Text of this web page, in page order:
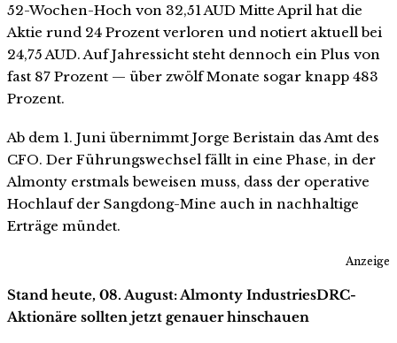
52-Wochen-Hoch von 32,51 AUD Mitte April hat die
Aktie rund 24 Prozent verloren und notiert aktuell bei
24,75 AUD. Auf Jahressicht steht dennoch ein Plus von
fast 87 Prozent — über zwölf Monate sogar knapp 483
Prozent.
Ab dem 1. Juni übernimmt Jorge Beristain das Amt des
CFO. Der Führungswechsel fällt in eine Phase, in der
Almonty erstmals beweisen muss, dass der operative
Hochlauf der Sangdong-Mine auch in nachhaltige
Erträge mündet.
Anzeige
Stand heute, 08. August: Almonty IndustriesDRC-
Aktionäre sollten jetzt genauer hinschauen